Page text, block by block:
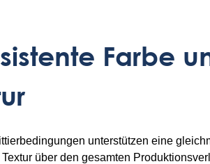
Farbe
unterstützen eine
Textur über den gesamten